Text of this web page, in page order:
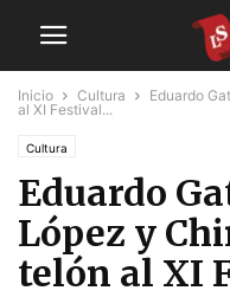
Inicio Cultura
Eduardo
al XI Festival...
Cultura
Eduardo
López y
telón al XI